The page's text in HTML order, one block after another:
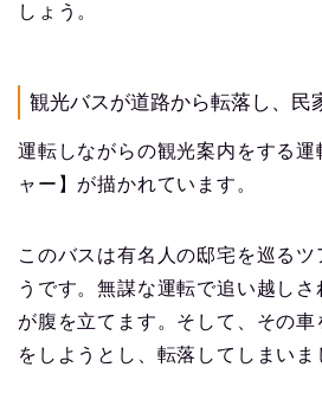
しょう。
観光バスが道路から転落し、民
運転しながらの観光案内をする運
ャー】が描かれています。
このバスは有名人の邸宅を巡るツ
うです。無謀な運転で追い越し
が腹を立てます。そして、その車
をしようとし、転落してしまいま